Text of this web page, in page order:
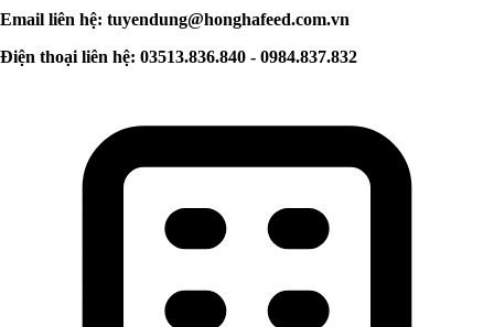
Email liên hệ: tuyendung@honghafeed.com.vn
Điện thoại liên hệ: 03513.836.840 - 0984.837.832